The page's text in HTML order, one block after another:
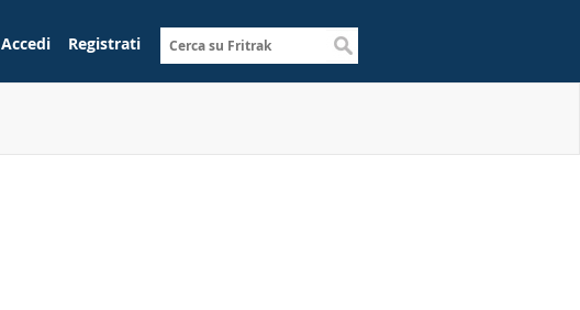
Accedi Registrati